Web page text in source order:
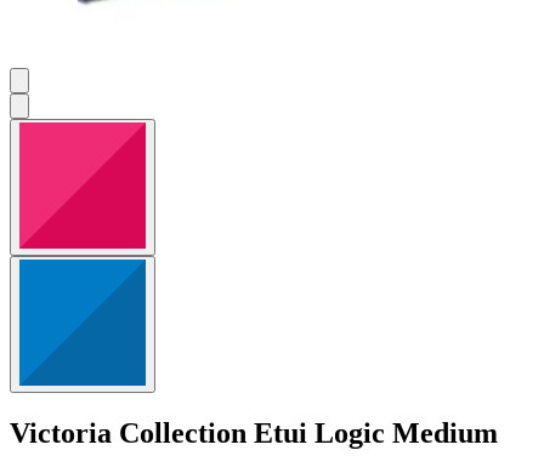
Victoria Collection Etui Logic Medium